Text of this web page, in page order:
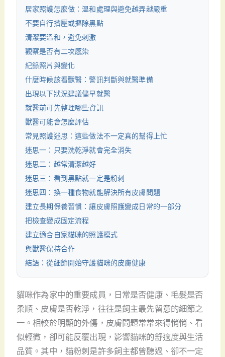
居家照護怎麼做：溫和處理與避免越弄越嚴重
不要自行擠壓或摳除黑點
清潔要溫和，避免刺激
觀察是否有二次感染
紀錄照片與變化
什麼時候該看獸醫：警訊判斷與就醫準備
出現以下狀況建議儘早就醫
就醫前可先整理哪些資訊
獸醫可能會怎麼評估
常見照護迷思：這些做法不一定真的幫得上忙
迷思一：只要洗乾淨就會完全消失
迷思二：越常清潔越好
迷思三：看到黑點就一定是粉刺
迷思四：換一種食物就能解決所有皮膚問題
建立長期保養習慣：讓皮膚照護變成日常的一部分
把檢查變成固定流程
建立適合自家貓咪的照護模式
與獸醫保持合作
結語：從細節開始守護貓咪的皮膚健康
貓咪作為家中的重要成員，日常是否健康、毛髮是否
柔順、皮膚是否乾淨，往往是飼主最先留意的細節之
一。相較於明顯的外傷，皮膚問題常常來得悄悄、看
似輕微，卻可能反覆出現，影響貓咪的舒適度與生活
品質。其中，貓粉刺是許多飼主都曾聽過、卻不一定